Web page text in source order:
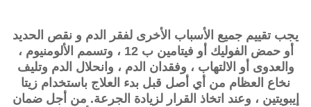
يجب تقييم جميع الأسباب الأخرى لفقر الدم و نقص الحديد
أو حمض الفوليك أو فيتامين ب 12 ، وتسمم الألومنيوم ،
والعدوى أو الالتهاب ، وفقدان الدم ، وانحلال الدم وتليف
نخاع العظام من أي أصل قبل بدء العلاج باستخدام زيتا
إيبويتين ، وعند اتخاذ القرار لزيادة الجرعة. من أجل ضمان